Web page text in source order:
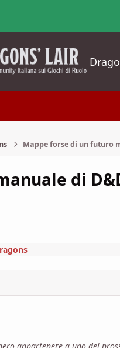
Mappe forse di un futuro
di
appartenere a uno dei